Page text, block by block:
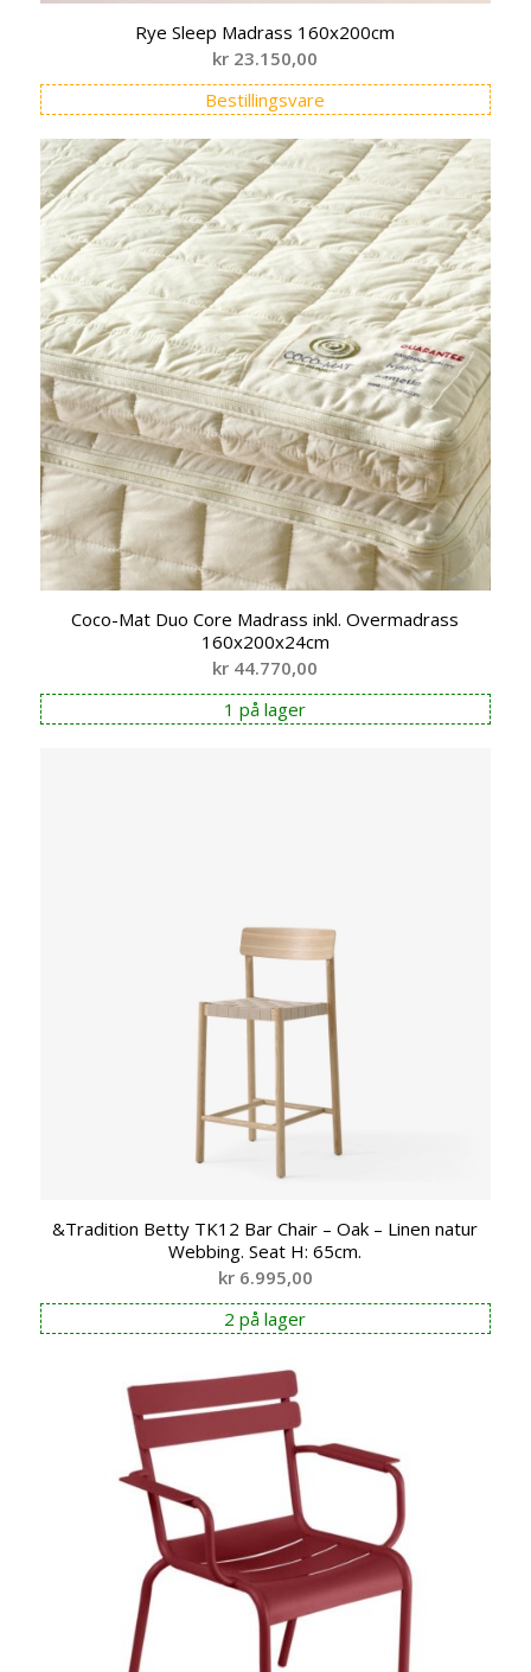
Rye Sleep Madrass 160x200cm
kr 23.150,00
Bestillingsvare
Coco-Mat Duo Core Madrass inkl. Overmadrass
160x200x24cm
kr 44.770,00
1 på lager
&Tradition Betty TK12 Bar Chair – Oak – Linen natur
Webbing. Seat H: 65cm.
kr6.995,00
2 på lager